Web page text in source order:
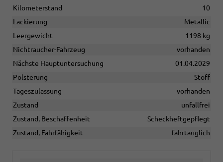
Kilometerstand
10
Lackierung
Metallic
Leergewicht
1198 kg
Nichtraucher-Fahrzeug
vorhanden
Nächste Hauptuntersuchung
01.04.2029
Polsterung
Stoff
Tageszulassung
vorhanden
Zustand
unfallfrei
Zustand, Beschaffenheit
Scheckheftgepflegt
Zustand, Fahrfähigkeit
fahrtauglich